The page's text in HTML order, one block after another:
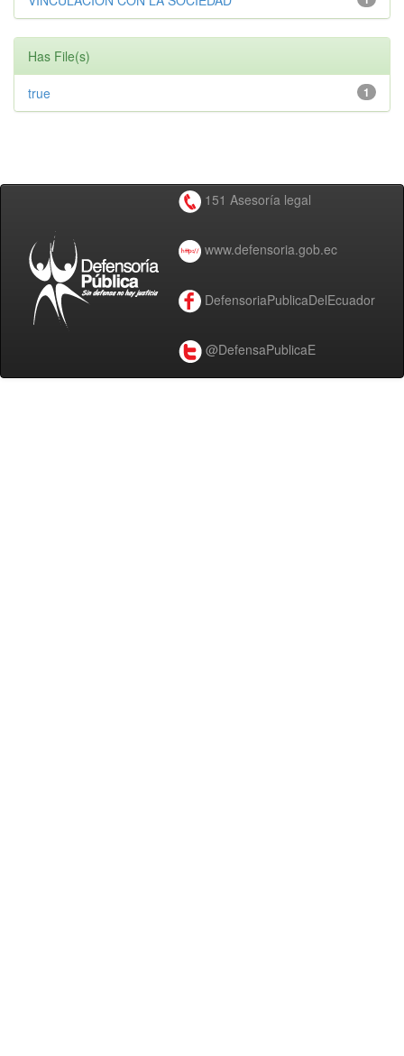
Has File(s)
1
true
151 Asesoría legal
www.defensoria.gob.ec
DefensoriaPublicaDelEcuador
@DefensaPublicaE